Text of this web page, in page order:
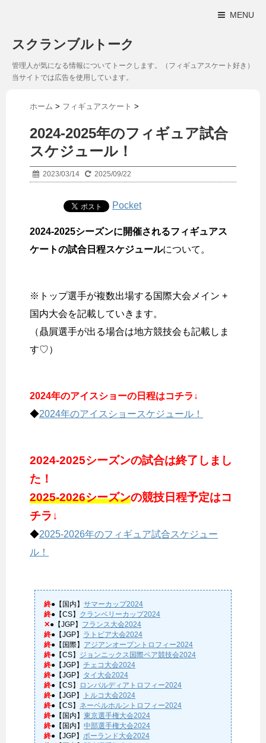
MENU
スクランブルトーク
管理人が気になる情報についてトークします。（フィギュアスケート好き）
当サイトでは広告を使用しています。
ホーム > フィギュアスケート >
2024-2025年のフィギュア試合
スケジュール！
2023/03/14 2025/09/22
Pocket
2024-2025シーズンに開催されるフィギュアス
ケートの試合日程スケジュールについて。
※トップ選手が複数出場する国際大会メイン +
国内大会を記載していきます。
（贔屓選手が出る場合は地方競技会も記載しま
す♡）
2024年のアイスショーの日程はコチラ↓
◆2024年のアイスショースケジュール！
2024-2025シーズンの試合は終了しまし
た！
2025-2026シーズンの競技日程予定はコ
チラ↓
◆2025-2026年のフィギュア試合スケジュー
ル！
終●【国内】 サマーカップ2024
終●【CS】 クランベリーカップ2024
✕●【JGP】 フランス大会2024
終●【JGP】 ラトビア大会2024
終●【国際】 アジアンオープントロフィー2024
終●【CS】 ジョンニックス国際ペア競技会2024
終●【JGP】 チェコ大会2024
終●【JGP】 タイ大会2024
終●【CS】
ロンバルディアトロフィー2024
終●【JGP】
トルコ大会2024
終●【CS】 ネーベルホルントロフィー2024
終●【国内】 東京選手権大会2024
終●【国内】 中部選手権大会2024
終●【JGP】 ポーランド大会2024